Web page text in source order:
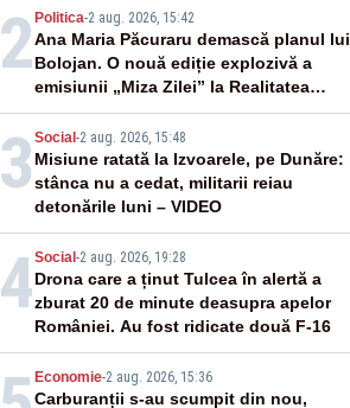
2 Politica-2 aug. 2026, 15:42
Ana Maria Păcuraru demască planul lui
Bolojan. O nouă ediție explozivă a
emisiunii „Miza Zilei” la Realitatea
PLUS
3 Social -2 aug. 2026, 15:48
Misiune ratată la Izvoarele, pe Dunăre:
stânca nu a cedat, militarii reiau
detonările luni – VIDEO
4Social -2 aug. 2026, 19:28
Drona care a ținut Tulcea în alertă a
zburat 20 de minute deasupra apelor
României. Au fost ridicate două F-16
Economie-2 aug. 2026, 15:36
Carburanții s-au scumpit din nou,